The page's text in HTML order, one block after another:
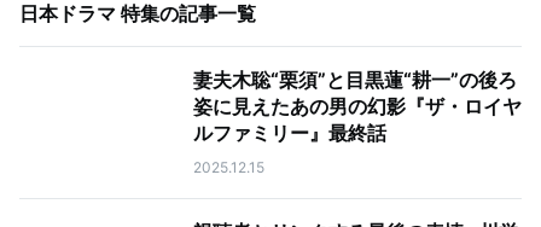
日本ドラマ 特集の記事一覧
妻夫木聡“栗須”と目黒蓮“耕一”の後ろ
姿に見えたあの男の幻影『ザ・ロイヤ
ルファミリー』最終話
2025.12.15